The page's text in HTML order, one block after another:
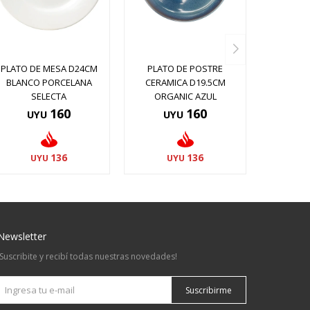
PLATO DE MESA D24CM
BLANCO PORCELANA
SELECTA
UYU 160
UYU 136
PLATO DE POSTRE
CERAMICA D19.5CM
ORGANIC AZUL
UYU 160
UYU 136
y recibí todas nuestras novedades!
Suscribirme